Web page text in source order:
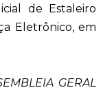
de Estaleiro
Eletrônico, em
GERAL